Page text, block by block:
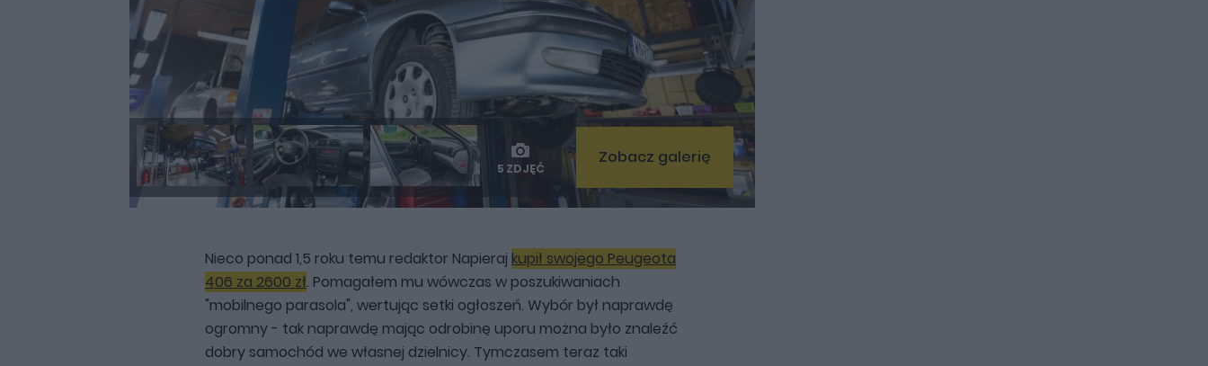
5 ZDJĘĆ
Zobacz galerię
Nieco ponad 1,5 roku temu redaktor Napieraj kupił swojego Peugeota
406 za 2600 zł. Pomagałem mu wówczas w poszukiwaniach
"mobilnego parasola", wertując setki ogłoszeń. Wybór był naprawdę
ogromny - tak naprawdę mając odrobinę uporu można było znaleźć
dobry samochód we własnej dzielnicy. Tymczasem teraz taki